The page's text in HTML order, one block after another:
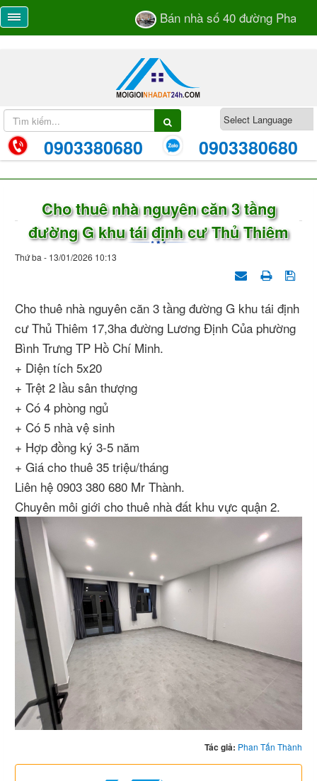
Bán nhà số 40 đường Phan Bá
0903380680 0903380680
Cho thuê nhà nguyên căn 3 tầng
đường G khu tái định cư Thủ Thiêm
Thứ ba - 13/01/2026 10:13
Cho thuê nhà nguyên căn 3 tầng đường G khu tái định
cư Thủ Thiêm 17,3ha đường Lương Định Của phường
Bình Trưng TP Hồ Chí Minh.
+ Diện tích 5x20
+ Trệt 2 lầu sân thượng
+ Có 4 phòng ngủ
+ Có 5 nhà vệ sinh
+ Hợp đồng ký 3-5 năm
+ Giá cho thuê 35 triệu/tháng
Liên hệ 0903 380 680 Mr Thành.
Chuyên môi giới cho thuê nhà đất khu vực quận 2.
Tác giả: Phan Tấn Thành